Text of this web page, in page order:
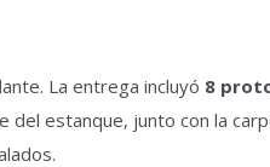
La entrega incluyó 8
del estanque, junto con la